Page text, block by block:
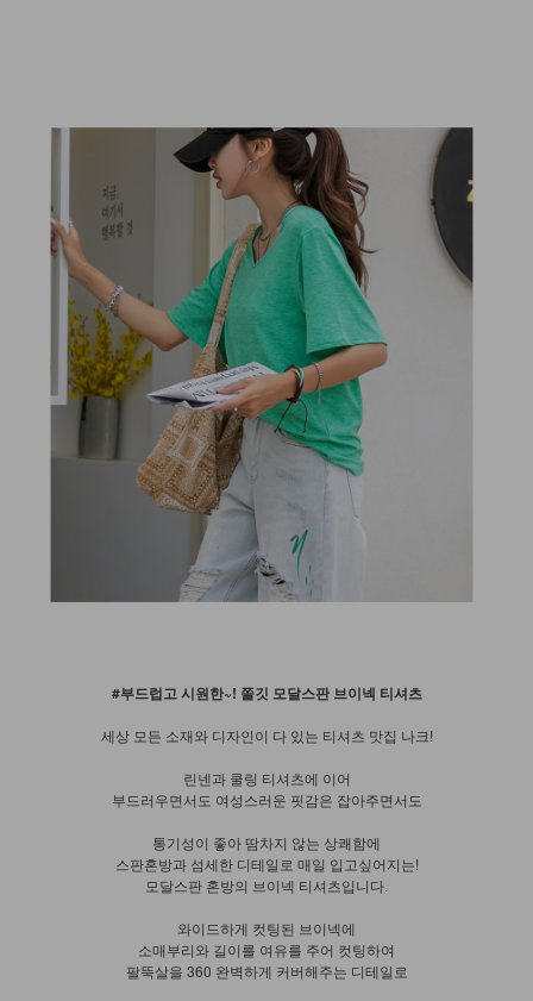
#부드럽고 시원한~! 쫄깃 모달스판 브이넥 티셔츠
세상 모든 소재와 디자인이 다 있는 티셔츠 맛집 나크!
린넨과 쿨링 티셔츠에 이어
부드러우면서도 여성스러운 핏감은 잡아주면서도
통기성이 좋아 땀차지 않는 상쾌함에
스판혼방과 섬세한 디테일로 매일 입고싶어지는!
모달스판 혼방의 브이넥 티셔츠입니다.
와이드하게 컷팅된 브이넥에
소매부리와 길이를 여유를 주어 컷팅하여
팔뚝살을 360 완벽하게 커버해주는 디테일로